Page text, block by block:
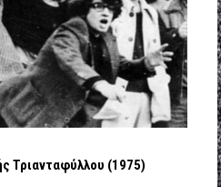
Τριανταφύλλου (1975)